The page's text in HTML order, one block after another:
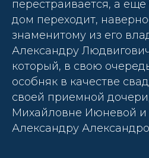
перестраивается, а
дом переходит,
знаменитому из его
Александру
который, в свою
особняк в качестве
своей приемной
Михайловне Июневой и
Александру